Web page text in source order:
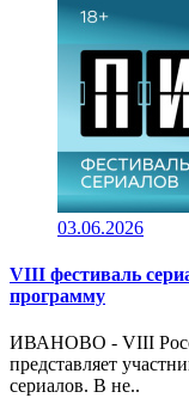
03.06.2026
VIII фестиваль
программу
ИВАНОВО - VIII
представляет
сериалов. В не..